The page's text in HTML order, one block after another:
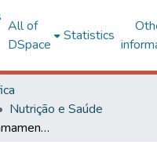
All of
DSpace
Statistics
Nutrição e Saúde
Condicionantes da amamentação exclusiva na perspectiva materna